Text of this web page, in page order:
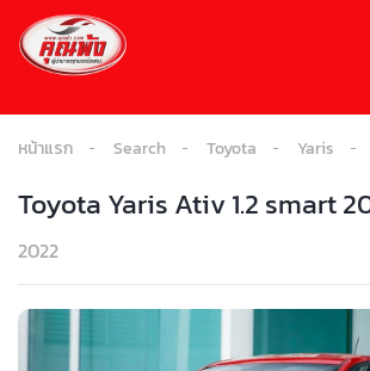
หน้าแรก Search Toyota Yaris
Toyota Yaris Ativ 1.2 smart
2022